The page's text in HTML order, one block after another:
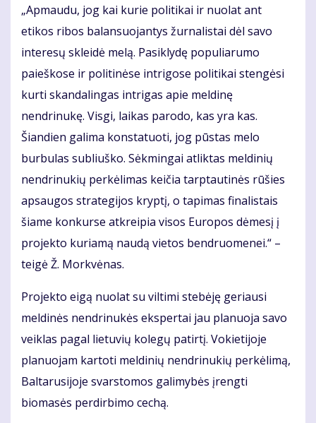
„Apmaudu, jog kai kurie politikai ir nuolat ant
etikos ribos balansuojantys žurnalistai dėl savo
interesų skleidė melą. Pasiklydę populiarumo
paieškose ir politinėse intrigose politikai stengėsi
kurti skandalingas intrigas apie meldinę
nendrinukę. Visgi, laikas parodo, kas yra kas.
Šiandien galima konstatuoti, jog pūstas melo
burbulas subliuško. Sėkmingai atliktas meldinių
nendrinukių perkėlimas keičia tarptautinės rūšies
apsaugos strategijos kryptį, o tapimas finalistais
šiame konkurse atkreipia visos Europos dėmesį į
projekto kuriamą naudą vietos bendruomenei.“ –
teigė Ž. Morkvėnas.
Projekto eigą nuolat su viltimi stebėję geriausi
meldinės nendrinukės ekspertai jau planuoja savo
veiklas pagal lietuvių kolegų patirtį. Vokietijoje
planuojam kartoti meldinių nendrinukių perkėlimą,
Baltarusijoje svarstomos galimybės įrengti
biomasės perdirbimo cechą.